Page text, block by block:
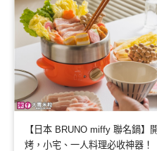
【日本 BRUNO miffy 聯名鍋】
烤，小宅、一人料理必收神器！